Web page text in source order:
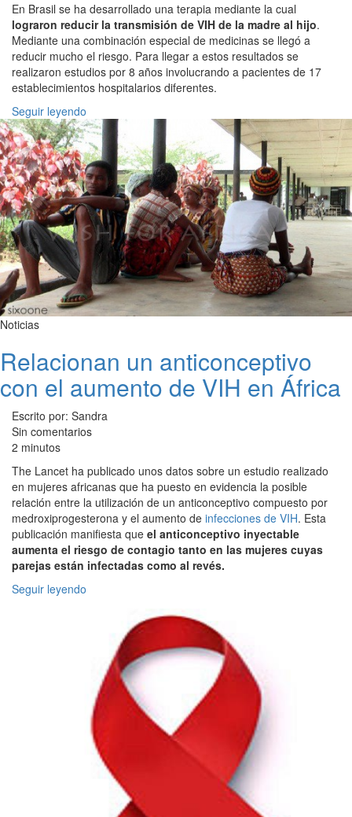
En Brasil se ha desarrollado una terapia mediante la cual
lograron reducir la transmisión de VIH de la madre al hijo.
Mediante una combinación especial de medicinas se llegó a
reducir mucho el riesgo. Para llegar a estos resultados se
realizaron estudios por 8 años involucrando a pacientes de 17
establecimientos hospitalarios diferentes.
Seguir leyendo
Noticias
Relacionan un anticonceptivo
con el aumento de VIH en África
Escrito por: Sandra
Sin comentarios
2 minutos
The Lancet ha publicado unos datos sobre un estudio realizado
en mujeres africanas que ha puesto en evidencia la posible
relación entre la utilización de un anticonceptivo compuesto por
medroxiprogesterona y el aumento de infecciones de VIH. Esta
publicación manifiesta que el anticonceptivo inyectable
aumenta el riesgo de contagio tanto en las mujeres cuyas
parejas están infectadas como al revés.
Seguir leyendo